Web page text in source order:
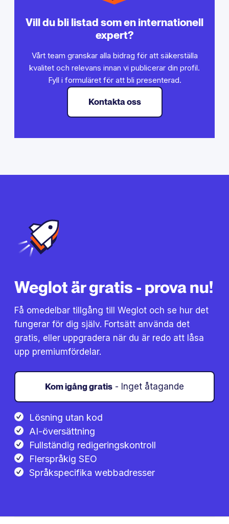
Vill du bli listad som en internationell
expert?
Vårt team granskar alla bidrag för att säkerställa
kvalitet och relevans innan vi publicerar din profil.
Fyll i formuläret för att bli presenterad.
Kontakta oss
Weglot är gratis - prova nu!
Få omedelbar tillgång till Weglot och se hur det
fungerar för dig själv. Fortsätt använda det
gratis, eller uppgradera när du är redo att låsa
upp premiumfördelar.
Kom igång gratis - Inget åtagande
Lösning utan kod
AI-översättning
Fullständig redigeringskontroll
Flerspråkig SEO
Språkspecifika webbadresser